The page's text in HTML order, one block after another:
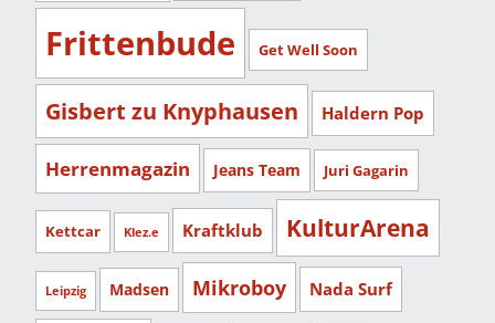
Frittenbude Get Well Soon
Gisbert zu Knyphausen Haldern Pop
Herrenmagazin Jeans Team Juri Gagarin
Kettcar Klez.e Kraftklub KulturArena
Leipzig Madsen Mikroboy Nada Surf